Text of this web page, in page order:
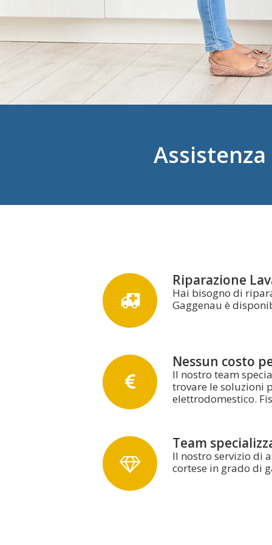
Riparazione
Hai bisogno di
Gaggenau è
Nessun costo
Il nostro team
trovare le soluzioni
elettrodomestico.
Team
Il nostro servizio di
cortese in grado di